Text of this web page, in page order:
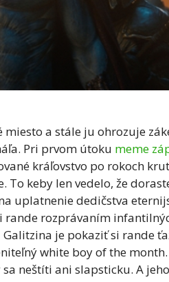
a stále ju ohrozuje
Pri prvom útoku meme
kráľovstvo po rokoch
keby len vedelo, že
uplatnenie dedičstva
rande rozprávaním
je pokaziť si rande
white boy of the month.
neštíti ani slapsticku. A